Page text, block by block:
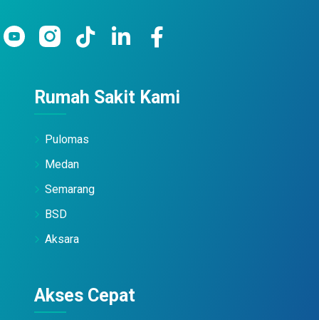
Rumah Sakit Kami
Pulomas
Medan
Semarang
BSD
Aksara
Akses Cepat